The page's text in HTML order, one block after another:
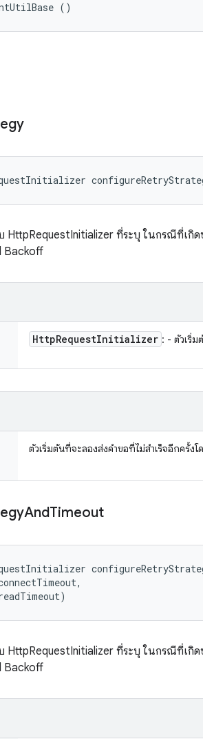
()
HttpRequestInitializer ที่ระบุ ในกรณีที่เกิด
Backoff
HttpRequestInitializer : - ตัวเริ่
ตัวเริ่มต้นที่จะลองส่งคำขอที่ไม่สำเร็จอีกครั้ง
AndTimeout
HttpRequestInitializer ที่ระบุ ในกรณีที่เกิด
Backoff